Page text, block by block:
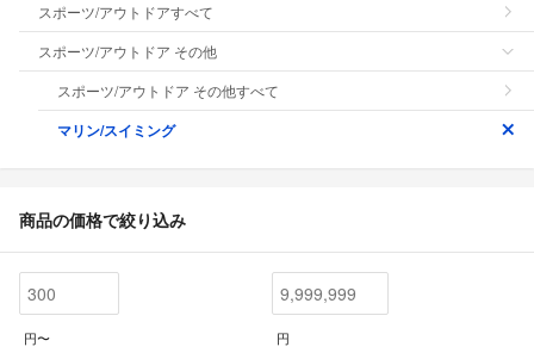
スポーツ/アウトドアすべて
スポーツ/アウトドア その他
スポーツ/アウトドア その他すべて
マリン/スイミング
商品の価格で絞り込み
円〜 円